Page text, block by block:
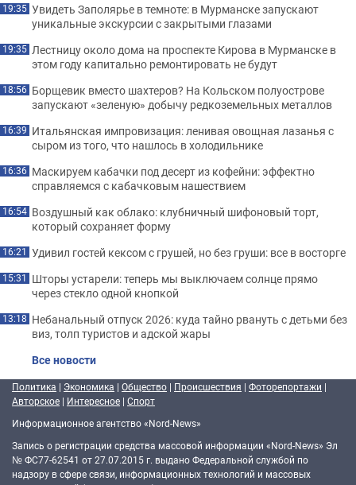
19:35 Увидеть Заполярье в темноте: в Мурманске запускают
уникальные экскурсии с закрытыми глазами
19:35 Лестницу около дома на проспекте Кирова в Мурманске в
этом году капитально ремонтировать не будут
18:56 Борщевик вместо шахтеров? На Кольском полуострове
запускают «зеленую» добычу редкоземельных металлов
16:39 Итальянская импровизация: ленивая овощная лазанья с
сыром из того, что нашлось в холодильнике
16:36 Маскируем кабачки под десерт из кофейни: эффектно
справляемся с кабачковым нашествием
16:54 Воздушный как облако: клубничный шифоновый торт,
который сохраняет форму
16:21 Удивил гостей кексом с грушей, но без груши: все в восторге
15:31 Шторы устарели: теперь мы выключаем солнце прямо
через стекло одной кнопкой
13:18 Небанальный отпуск 2026: куда тайно рвануть с детьми без
виз, толп туристов и адской жары
Все новости
Политика | Экономика | Общество | Происшествия | Фоторепортажи |
Авторское | Интересное | Спорт
Информационное агентство «Nord-News»
Запись о регистрации средства массовой информации «Nord-News» Эл
№ ФС77-62541 от 27.07.2015 г. выдано Федеральной службой по
надзору в сфере связи, информационных технологий и массовых